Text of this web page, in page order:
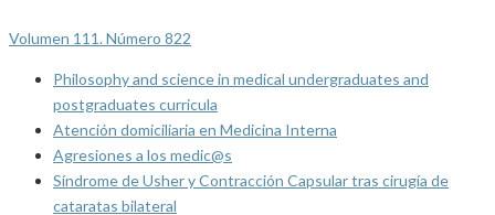
Volumen 111. Número 822
Philosophy and science in medical undergraduates and
postgraduates curricula
Atención domiciliaria en Medicina Interna
Agresiones a los medic@s
Síndrome de Usher y Contracción Capsular tras cirugía de
cataratas bilateral